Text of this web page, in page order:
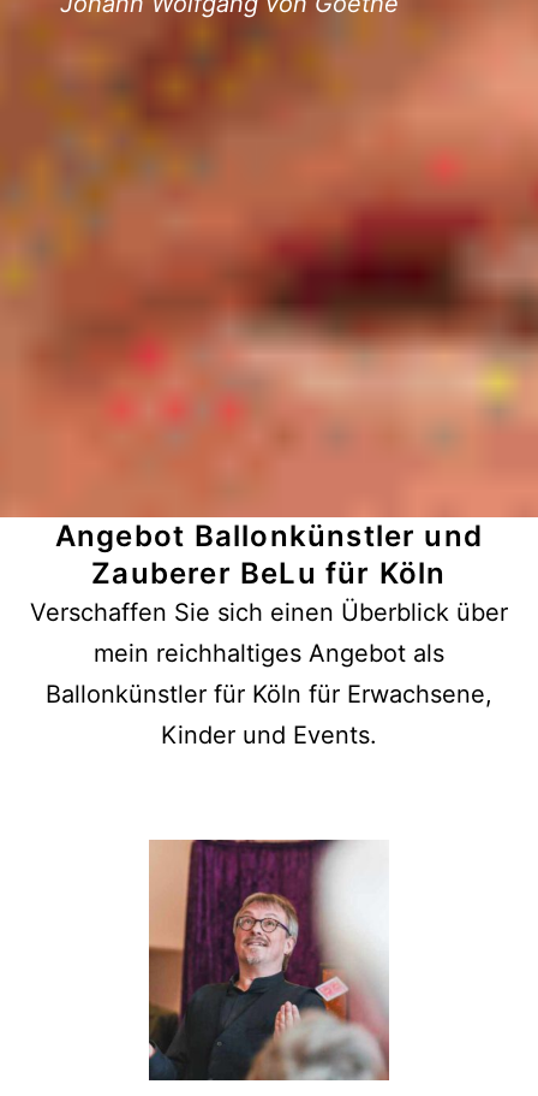
Angebot Ballonkünstler und
Zauberer BeLu für Köln
Verschaffen Sie sich einen Überblick über
mein reichhaltiges Angebot als
Ballonkünstler für Köln für Erwachsene,
Kinder und Events.